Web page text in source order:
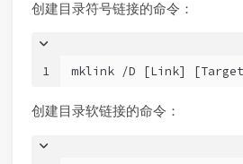
创建目录符号链接的命令：
1 mklink /D [Link]
创建目录软链接的命令：